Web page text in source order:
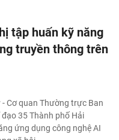
tập huấn kỹ năng
truyền thông trên
Cơ quan Thường trực Ban
35 Thành phố Hải
ứng dụng công nghệ AI